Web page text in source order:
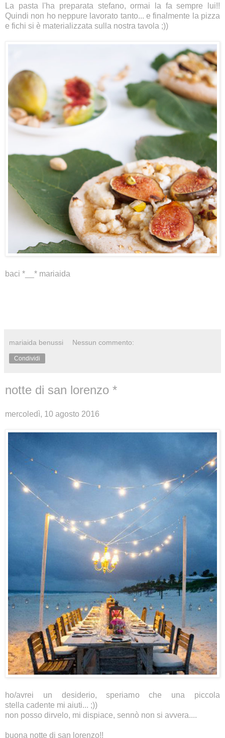
La pasta l'ha preparata stefano, ormai la fa sempre lui!!
Quindi non ho neppure lavorato tanto... e finalmente la pizza
e fichi si è materializzata sulla nostra tavola ;))
baci *__* mariaida
mariaida benussi Nessun commento:
Condividi
notte di san lorenzo *
mercoledì, 10 agosto 2016
ho/avrei un desiderio, speriamo che una piccola
stella cadente mi aiuti... ;))
non posso dirvelo, mi dispiace, sennò non si avvera....
buona notte di san lorenzo!!